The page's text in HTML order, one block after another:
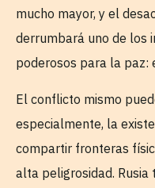
mucho mayor, y el
derrumbará uno de los
poderosos para la paz:
El conflicto mismo
especialmente, la
compartir fronteras
alta peligrosidad. Rusia